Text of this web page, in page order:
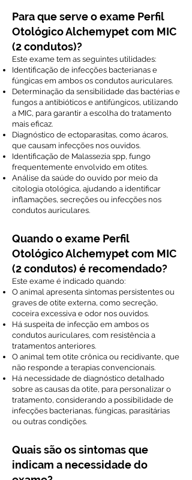
Para que serve o exame Perfil
Otológico Alchemypet com MIC
(2 condutos)?
Este exame tem as seguintes utilidades:
Identificação de infecções bacterianas e
fúngicas em ambos os condutos auriculares.
Determinação da sensibilidade das bactérias e
fungos a antibióticos e antifúngicos, utilizando
a MIC, para garantir a escolha do tratamento
mais eficaz.
Diagnóstico de ectoparasitas, como ácaros,
que causam infecções nos ouvidos.
Identificação de Malassezia spp, fungo
frequentemente envolvido em otites.
Análise da saúde do ouvido por meio da
citologia otológica, ajudando a identificar
inflamações, secreções ou infecções nos
condutos auriculares.
Quando o exame Perfil
Otológico Alchemypet com MIC
(2 condutos) é recomendado?
Este exame é indicado quando:
O animal apresenta sintomas persistentes ou
graves de otite externa, como secreção,
coceira excessiva e odor nos ouvidos.
Há suspeita de infecção em ambos os
condutos auriculares, com resistência a
tratamentos anteriores.
O animal tem otite crônica ou recidivante, que
não responde a terapias convencionais.
Há necessidade de diagnóstico detalhado
sobre as causas da otite, para personalizar o
tratamento, considerando a possibilidade de
infecções bacterianas, fúngicas, parasitárias
ou outras condições.
Quais são os sintomas que
indicam a necessidade do